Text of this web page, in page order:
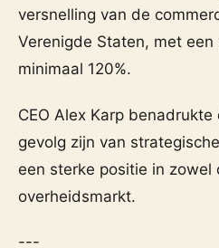
versnelling van de
Verenigde Staten, met
minimaal 120%.
CEO Alex Karp
gevolg zijn van
een sterke positie in zowel
overheidsmarkt.
---